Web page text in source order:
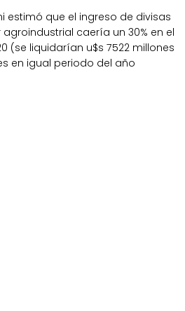
estimó que el ingreso de divisas
caería un 30% en el
(se liquidarían u$s 7522 millones
en igual periodo del año